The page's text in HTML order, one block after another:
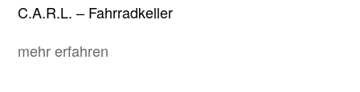
C.A.R.L. – Fahrradkeller
mehr erfahren